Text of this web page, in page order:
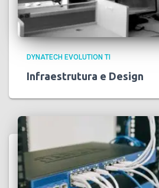
DYNATECH EVOLUTION TI
Infraestrutura e Design